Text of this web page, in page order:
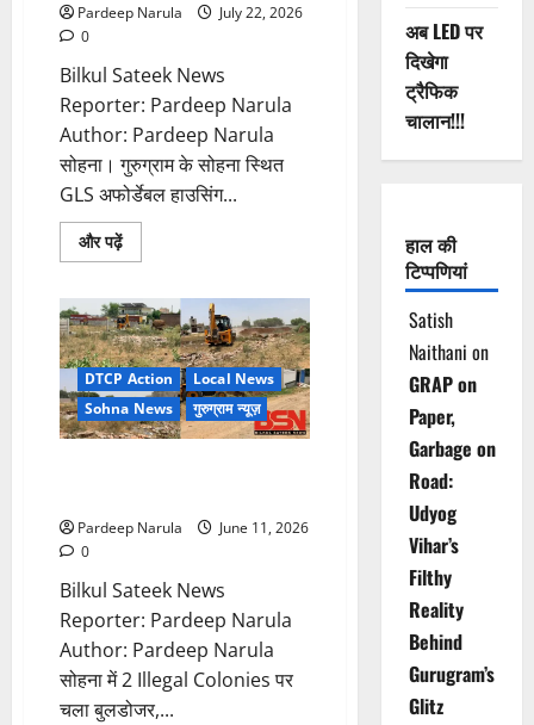
Pardeep Narula
July 22, 2026
0
Bilkul Sateek News
Reporter: Pardeep Narula
Author: Pardeep Narula
सोहना। गुरुग्राम के सोहना स्थित
GLS अफोर्डेबल हाउसिंग...
और पढ़ेंRead
more
सोसाइटी
में
पार्किंग
विवाद,
14
कारों
में
तोड़फोड़
DTCP Action
Local News
Sohna News
गुरुग्राम न्यूज़
Pardeep Narula
June 11, 2026
0
Bilkul Sateek News
Reporter: Pardeep Narula
Author: Pardeep Narula
सोहना में 2 Illegal Colonies पर
चला बुलडोजर,...
अब LED पर
दिखेगा
ट्रैफिक
चालान!!!
हाल की
टिप्पणियां
Satish
Naithani on
GRAP on
Paper,
Garbage on
Road:
Udyog
Vihar’s
Filthy
Reality
Behind
Gurugram’s
Glitz